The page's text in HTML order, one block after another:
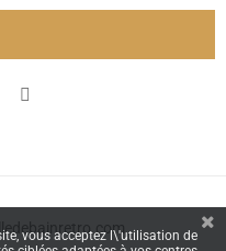
vous acceptez l\'utilisation de